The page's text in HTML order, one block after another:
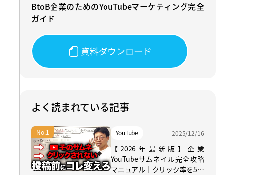
BtoB企業のためのYouTubeマーケティング完全
ガイド
資料ダウンロード
よく読まれている記事
YouTube 2025/12/16
【2026年最新版】企業
YouTubeサムネイル完全攻略
マニュアル｜クリック率を5％